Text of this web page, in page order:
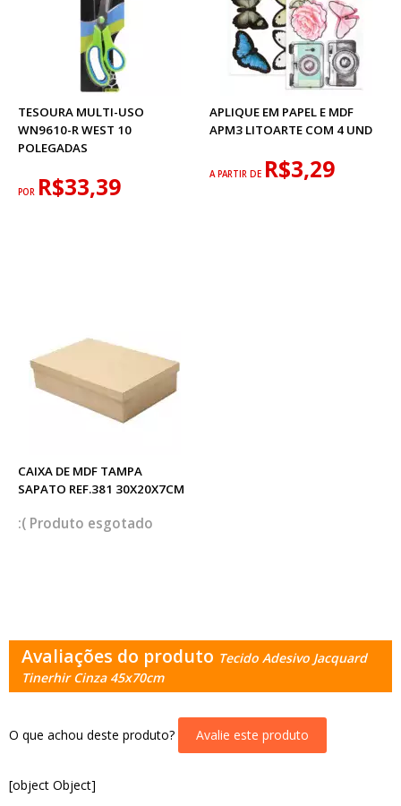
TESOURA MULTI-USO
WN9610-R WEST 10
POLEGADAS
POR R$33,39
APLIQUE EM PAPEL E MDF
APM3 LITOARTE COM 4 UND
A PARTIR DE R$3,29
CAIXA DE MDF TAMPA
SAPATO REF.381 30X20X7CM
esgotado
Avaliações do produto Tecido Adesivo Jacquard
Tinerhir Cinza 45x70cm
O que achou deste produto? Avalie este produto
[object Object]